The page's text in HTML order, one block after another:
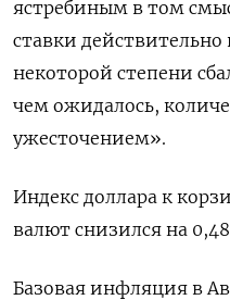
ястребиным в том
ставки
некоторой степени
чем ожидалось,
ужесточением».
Индекс доллара к
валют снизился на
Базовая инфляция в